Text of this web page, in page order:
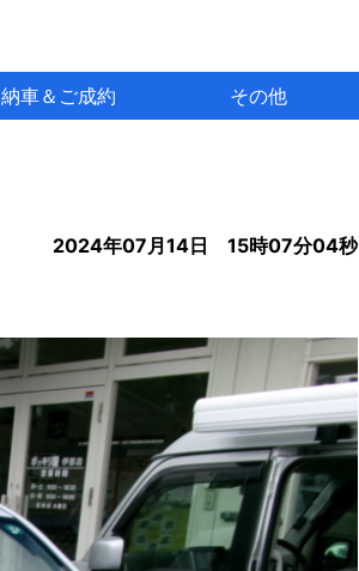
納車＆ご成約 その他
2024年07月14日 15時07分04秒